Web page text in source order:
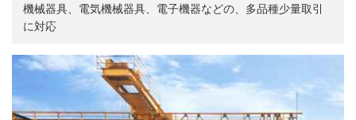
機械器具、電気機械器具、電子機器などの、多品種少量取引
に対応